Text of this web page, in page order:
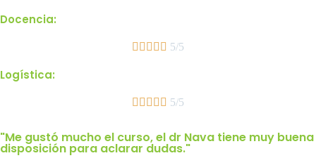
Docencia:
     5/5
Logística:
     5/5
"Me gustó mucho el curso, el dr Nava tiene muy buena
disposición para aclarar dudas."